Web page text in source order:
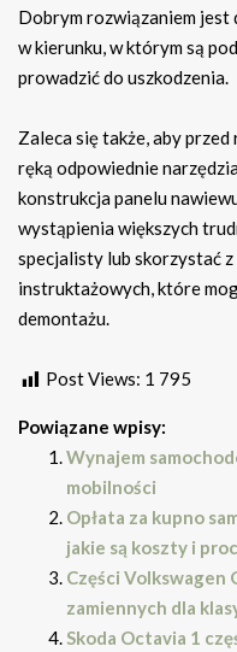
Dobrym rozwiązaniem
w kierunku, w którym są
prowadzić do uszkodzenia.
Zaleca się także, aby
ręką odpowiednie
konstrukcja panelu
wystąpienia większych
specjalisty lub skorzystać
instruktażowych, które
demontażu.
Post Views: 1 795
Powiązane wpisy:
Wynajem
mobilności
Opłata za kupno
jakie są koszty i
Części Volkswagen
zamiennych dla
Skoda Octavia 1